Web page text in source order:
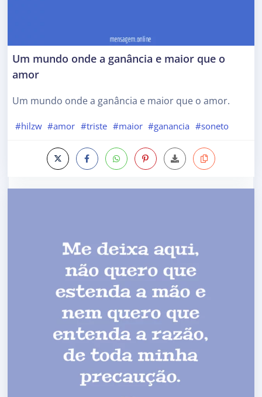
Um mundo onde a ganância e maior que o
amor
Um mundo onde a ganância e maior que o amor.
#hilzw #amor #triste #maior #ganancia #soneto